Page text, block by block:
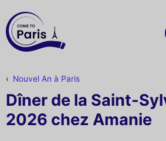
Nouvel An à Paris
Dîner de la Saint-
2026 chez Amanie